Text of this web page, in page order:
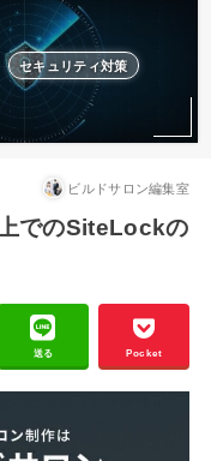
セキュリティ対策
ビルドサロン編集室
でのSiteLockの
送る Pocket